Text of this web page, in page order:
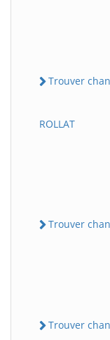
Trouver
ROLLAT
Trouver
Trouver